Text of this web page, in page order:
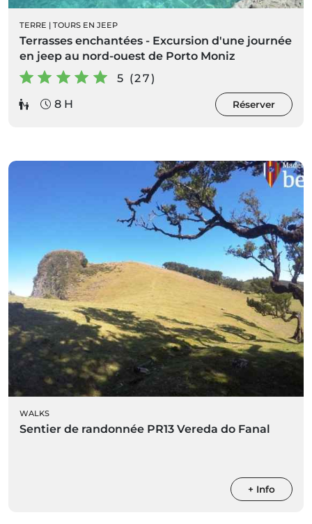
TERRE | TOURS EN JEEP
Terrasses enchantées - Excursion d'une journée
en jeep au nord-ouest de Porto Moniz
5 (27)
8 H
Réserver
WALKS
Sentier de randonnée PR13 Vereda do Fanal
+ Info